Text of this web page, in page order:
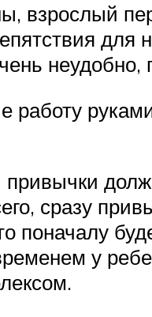
взрослый
для
сразу
поначалу
у